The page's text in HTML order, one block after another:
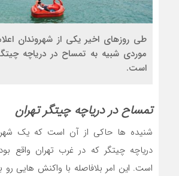
طی روزهای اخیر یکی از شهروندان
موردی شبیه به تمساح در دریاچه
است.
تمساح در دریاچه چیتگر تهران
شنیده ها حاکی از آن است که یک
دریاچه چیتگر که در غرب تهران واقع
است. این امر بلافاصله با واکنش هایی رو